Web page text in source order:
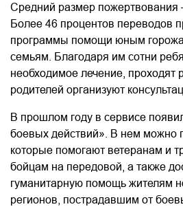
Средний размер пожертвования
Более 46 процентов переводов
программы помощи юным
семьям. Благодаря им сотни
необходимое лечение, проходят
родителей организуют
В прошлом году в сервисе
боевых действий». В нем можно
которые помогают ветеранам и
бойцам на передовой, а также
гуманитарную помощь жителям
регионов, пострадавшим от